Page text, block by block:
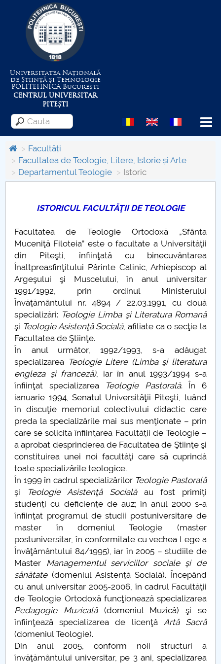
Universitatea Națională
de Știință și Tehnologie
POLITEHNICABucurești
CENTRUL UNIVERSITAR
PITEȘTI
Menu
Despre Universitate
Nr. de telefon si adrese Facultăți
Admitere
Români de pretutindeni - ADMITERE
Senat
Facultăți
Studenți
Ghiduri pentru STUDENȚI
Relații Publice
Relații Internaționale
PNRR
Proiect PRIM STUD
Proiect SU-ETIC
Protecția datelor personale
UNIVERSITATE pentru comunitate
IOSUD/CSUD-Doctorate
Comisie de etica unversitară
Evenimente CUP
Accesibilitate pentru studenții cu dizabilități
Facultăți
Facultatea de Teologie, Litere, Istorie și Arte
Departamentul Teologie
Istoric
ISTORICUL FACULTĂŢII DE TEOLOGIE
Facultatea de Teologie Ortodoxă „Sfânta
Muceniţă Filoteia” este o facultate a Universităţii
din Piteşti, înfiinţată cu binecuvântarea
Înaltpreasfinţitului Părinte Calinic, Arhiepiscop al
Argeşului şi Muscelului, în anul universitar
1991/1992, prin ordinul Ministerului
Învăţământului nr. 4894 / 22.03.1991, cu două
specializări: Teologie Limba şi Literatura Romană
şi Teologie Asistenţă Socială, afiliate ca o secţie la
Facultatea de Ştiinţe.
În anul următor, 1992/1993, s-a adăugat
specializarea Teologie Litere (Limba şi literatura
engleza şi franceză), iar în anul 1993/1994 s-a
înfiinţat specializarea
Teologie Pastorală. În 6
ianuarie 1994, Senatul Universităţii Piteşti, luând
în discuţie memoriul colectivului didactic care
preda la specializările mai sus menţionate – prin
care se solicita înfiinţarea Facultăţii de Teologie –
a aprobat desprinderea de Facultatea de Ştiinţe şi
constituirea unei noi facultăţi care să cuprindă
toate specializările teologice.
În 1999 în cadrul specializărilor Teologie Pastorală
şi
Teologie Asistenţă Socialăau fost primiţi
studenţi cu deficienţe de auz; în anul 2000 s-a
înfiinţat programul de studii postuniversitare de
master în domeniul Teologie (master
postuniversitar, în conformitate cu vechea Lege a
Învăţământului 84/1995), iar în 2005 – studiile de
Master Managementul serviciilor sociale şi de
sănătate(domeniul Asistenţă Socială). Începând
cu anul universitar 2005-2006, în cadrul Facultăţii
de Teologie Ortodoxă funcţionează specializarea
Pedagogie Muzicală(domeniul Muzică) şi se
înfiinţează specializarea de licenţă Artă Sacră
(domeniul Teologie).
Din anul 2005, conform noii structuri a
învăţământului universitar, pe 3 ani, specializarea